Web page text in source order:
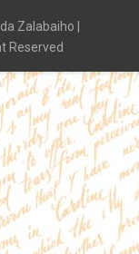
Zalabaiho |
Reserved